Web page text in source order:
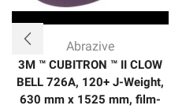
Abrazive
3M ™ CUBITRON ™ II CLOW
BELL 726A, 120+ J-Weight,
630 mm x 1525 mm, film-